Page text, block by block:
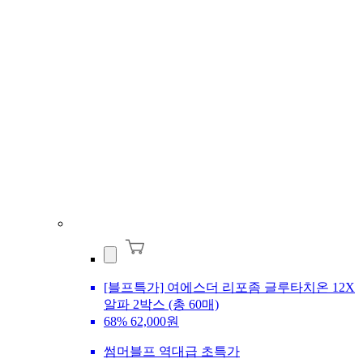
[블프특가] 여에스더 리포좀 글루타치온 12X
알파 2박스 (총 60매)
68% 62,000원
썸머블프 역대급 초특가